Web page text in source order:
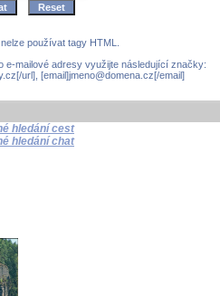
používat tagy HTML.
e-mailové adresy využijte následující značky:
url], [email]jmeno@domena.cz[/email]
hledání cest
hledání chat